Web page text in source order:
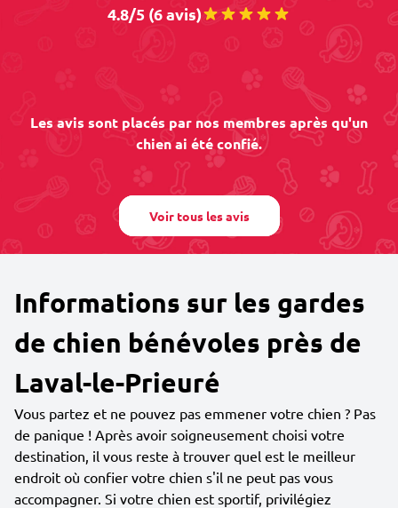
4.8/5 (6 avis)
Les avis sont placés par nos membres après qu'un
chien ai été confié.
Voir tous les avis
Informations sur les gardes
de chien bénévoles près de
Laval-le-Prieuré
Vous partez et ne pouvez pas emmener votre chien ? Pas
de panique ! Après avoir soigneusement choisi votre
destination, il vous reste à trouver quel est le meilleur
endroit où confier votre chien s'il ne peut pas vous
accompagner. Si votre chien est sportif, privilégiez